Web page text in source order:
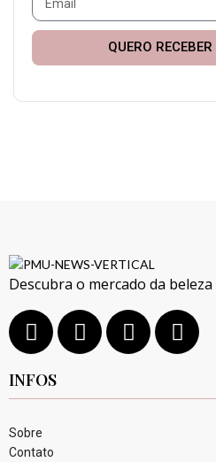
QUERO
Descubra o mercado da beleza
INFOS
Sobre
Contato